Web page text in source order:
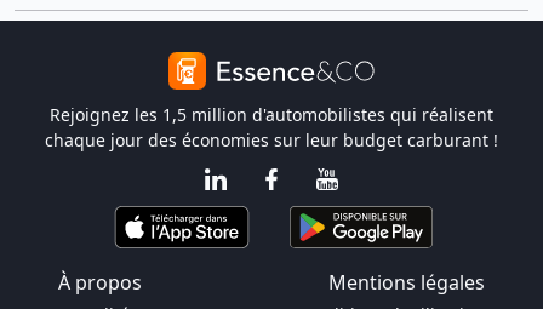
Rejoignez les 1,5 million d'automobilistes qui réalisent
chaque jour des économies sur leur budget carburant !
À propos Mentions légales